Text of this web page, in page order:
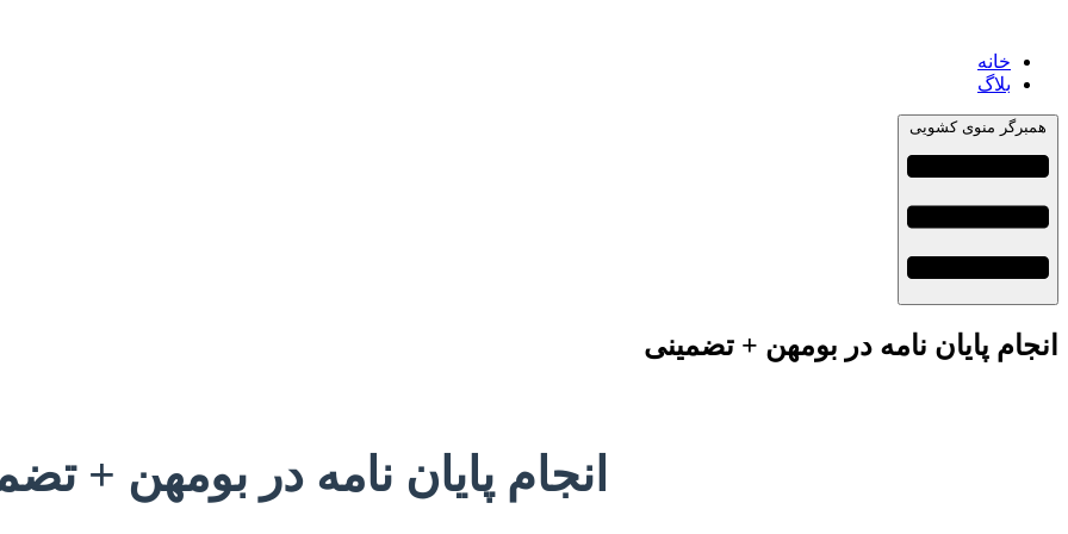
خانه
بلاگ
همبرگر منوی کشویی
انجام پایان نامه در بومهن + تضمینی
انجام پایان نامه در بومهن +